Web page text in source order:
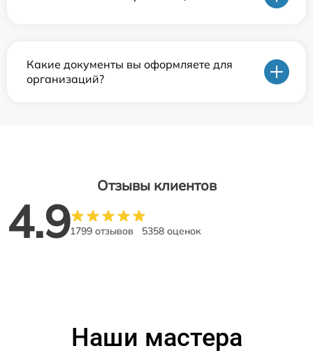
Какие документы вы оформляете для
организаций?
Отзывы клиентов
4.91799 отзывов 5358 оценок
Наши мастера